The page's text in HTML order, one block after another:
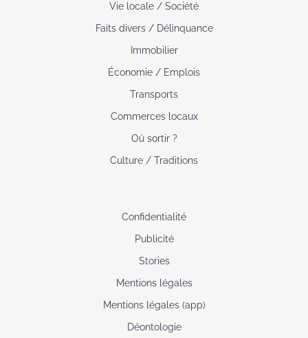
Vie locale / Société
Faits divers / Délinquance
Immobilier
Économie / Emplois
Transports
Commerces locaux
Où sortir ?
Culture / Traditions
Confidentialité
Publicité
Stories
Mentions légales
Mentions légales (app)
Déontologie